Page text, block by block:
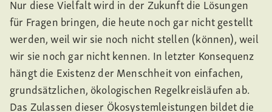
Nur diese Vielfalt wird in der Zukunft die Lösungen
für Fragen bringen, die heute noch gar nicht gestellt
werden, weil wir sie noch nicht stellen (können), weil
wir sie noch gar nicht kennen. In letzter Konsequenz
hängt die Existenz der Menschheit von einfachen,
grundsätzlichen, ökologischen Regelkreisläufen ab.
Das Zulassen dieser Ökosystemleistungen bildet die